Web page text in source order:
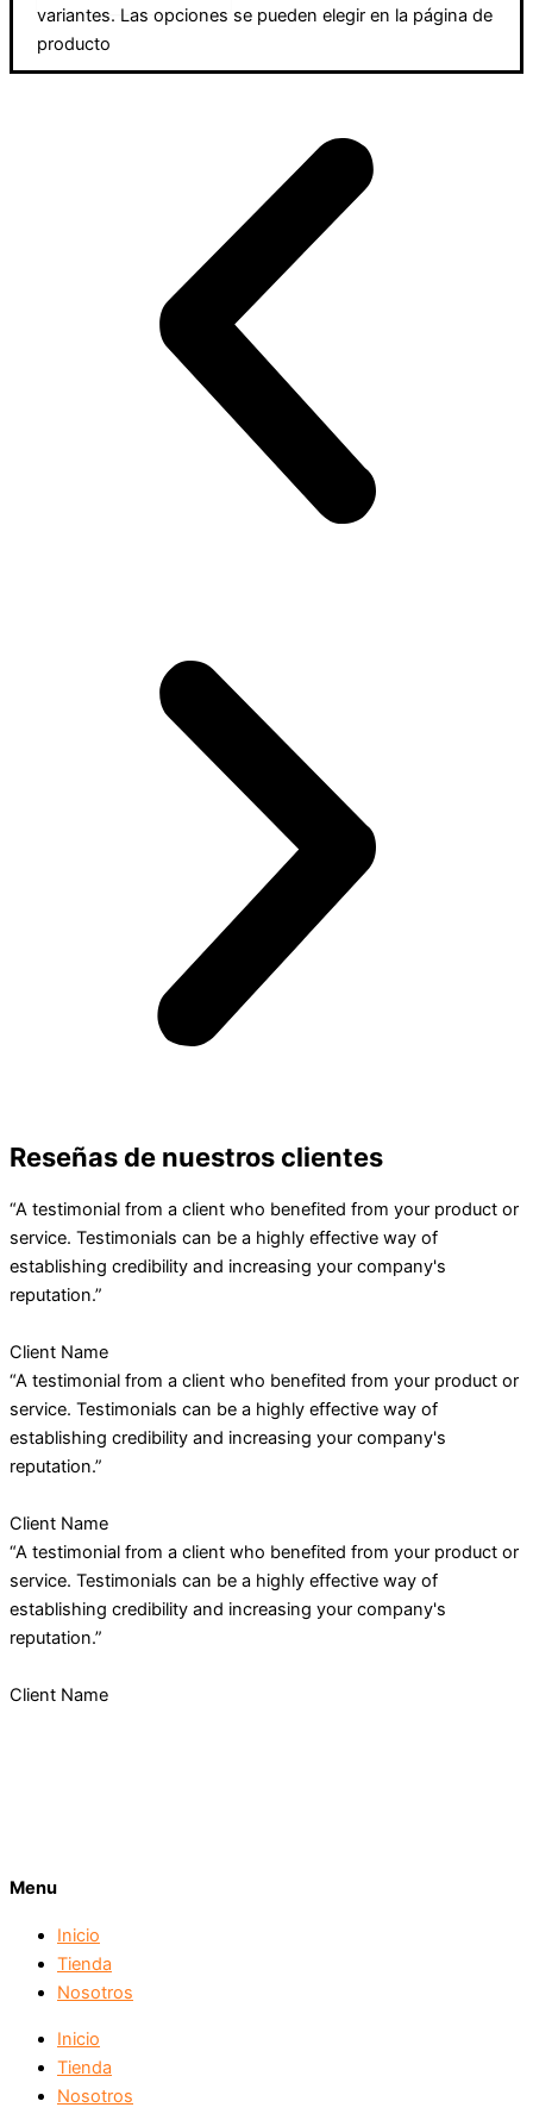
variantes. Las opciones se pueden elegir en la página de
producto
Reseñas de nuestros clientes
“A testimonial from a client who benefited from your product or
service. Testimonials can be a highly effective way of
establishing credibility and increasing your company's
reputation.”
Client Name
“A testimonial from a client who benefited from your product or
service. Testimonials can be a highly effective way of
establishing credibility and increasing your company's
reputation.”
Client Name
“A testimonial from a client who benefited from your product or
service. Testimonials can be a highly effective way of
establishing credibility and increasing your company's
reputation.”
Client Name
Menu
Inicio
Tienda
Nosotros
Inicio
Tienda
Nosotros